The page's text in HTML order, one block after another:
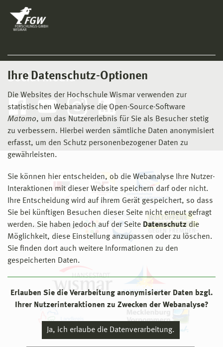
Ihre Datenschutz-Optionen
Die Websites der Hochschule Wismar verwenden zur
statistischen Webanalyse die Open-Source-Software
Matomo, um das Nutzererlebnis für Sie als Besucher stetig
zu verbessern. Hierbei werden sämtliche Daten anonymisiert
erfasst, um den Schutz personenbezogener Daten zu
gewährleisten.
Sie können hier entscheiden, ob die Webanalyse Ihre Nutzer-
Interaktionen mit dieser Website speichern darf oder nicht.
Ihre Entscheidung wird auf ihrem Gerät gespeichert, so dass
Sie bei künftigen Besuchen dieser Seite nicht erneut gefragt
werden. Sie haben jedoch auf der Seite Datenschutz die
Möglichkeit, diese Einstellung anzupassen oder zu löschen.
Sie finden dort auch weitere Informationen zu den
gespeicherten Daten.
Erlauben Sie die Verarbeitung anonymisierter Daten bzgl.
Ihrer Nutzerinteraktionen zu Zwecken der Webanalyse?
Ja, ich erlaube die Datenverarbeitung.
Social Media